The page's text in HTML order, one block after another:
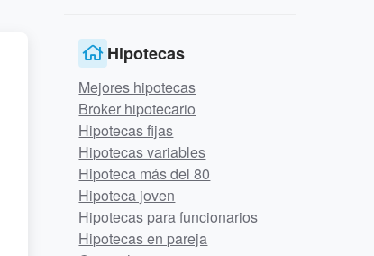
Hipotecas
Mejores hipotecas
Broker hipotecario
Hipotecas fijas
Hipotecas variables
Hipoteca más del 80
Hipoteca joven
Hipotecas para funcionarios
Hipotecas en pareja